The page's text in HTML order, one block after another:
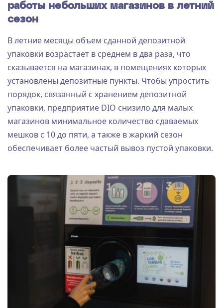
работы небольших магазинов в летний
сезон
В летние месяцы объем сданной депозитной
упаковки возрастает в среднем в два раза, что
сказывается на магазинах, в помещениях которых
установлены депозитные пункты. Чтобы упростить
порядок, связанный с хранением депозитной
упаковки, предприятие DIO снизило для малых
магазинов минимальное количество сдаваемых
мешков с 10 до пяти, а также в жаркий сезон
обеспечивает более частый вывоз пустой упаковки.